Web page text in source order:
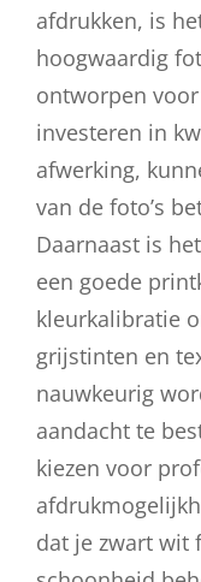
afdrukken, is
hoogwaardig
ontworpen
investeren in
afwerking,
van de foto’s
Daarnaast is
een goede
kleurkalibratie
grijstinten en
nauwkeurig
aandacht te
kiezen voor
dat je zwart wit